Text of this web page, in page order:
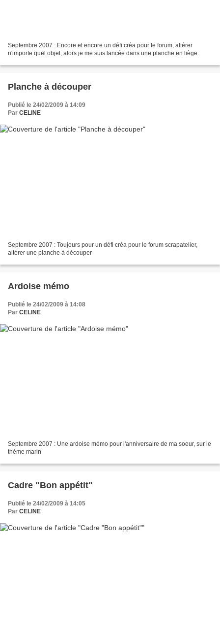
Septembre 2007 : Encore et encore un défi créa pour le forum, altérer
n'importe quel objet, alors je me suis lancée dans une planche en liège.
Planche à découper
Publié le 24/02/2009 à 14:09
Par CELINE
Septembre 2007 : Toujours pour un défi créa pour le forum scrapatelier,
altérer une planche à découper
Ardoise mémo
Publié le 24/02/2009 à 14:08
Par CELINE
Septembre 2007 : Une ardoise mémo pour l'anniversaire de ma soeur, sur le
thème marin
Cadre "Bon appétit"
Publié le 24/02/2009 à 14:05
Par CELINE